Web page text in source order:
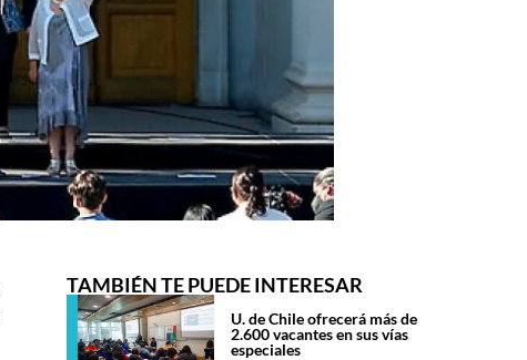
TAMBIÉN TE PUEDE INTERESAR
U. de Chile ofrecerá más de
2.600 vacantes en sus vías
especiales